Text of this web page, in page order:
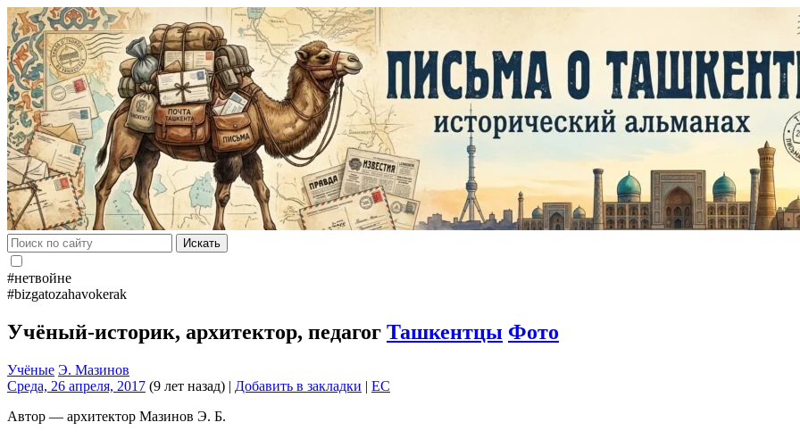
Искать
#нетвойне
#bizgatozahavokerak
Учёный-историк, архитектор, педагог Ташкентцы Фото
Учёные Э. Мазинов
Среда, 26 апреля, 2017 (9 лет назад) | Добавить в закладки | EC
Автор — архитектор Мазинов Э. Б.